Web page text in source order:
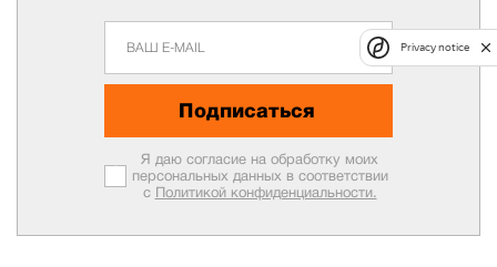
Подписаться
Я даю согласие на обработку моих
персональных данных в соответствии
с Политикой конфиденциальности.
Privacy notice